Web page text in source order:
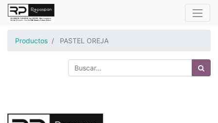
Productos PASTEL OREJA